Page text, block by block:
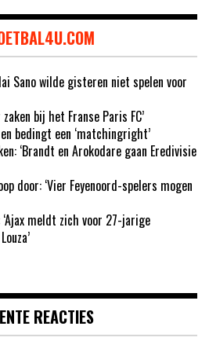
Sano wilde gisteren niet spelen voor
bij het Franse Paris FC’
bedingt een ‘matchingright’
‘Brandt en Arokodare gaan Eredivisie
door: ‘Vier Feyenoord-spelers mogen
meldt zich voor 27-jarige
REACTIES